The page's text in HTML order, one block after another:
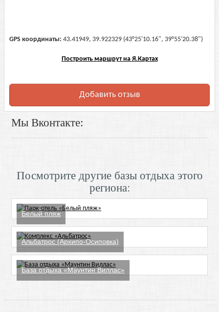
GPS координаты: 43.41949, 39.922329 (43°25'10.16", 39°55'20.38")
Построить маршрут на Я.Картах
Добавить отзыв
Мы Вконтакте:
Посмотрите другие базы отдыха этого
региона:
Белый пляж
Альбатрос (Архипо-Осиповка)
База отдыха «Маунтин Виллас»